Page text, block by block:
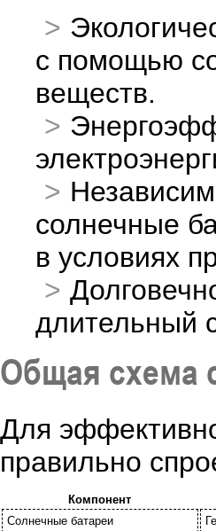
с помощью
веществ.
солнечные
в условиях
длительный
Общая схема
Для
правильно
Компонент
Солнечные батареи